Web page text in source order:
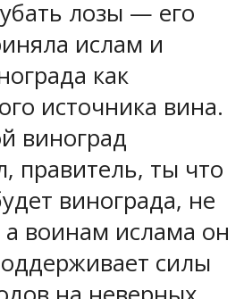
лозы — его
ислам и
как
источника вина.
виноград
правитель, ты что
винограда, не
воинам ислама он
силы